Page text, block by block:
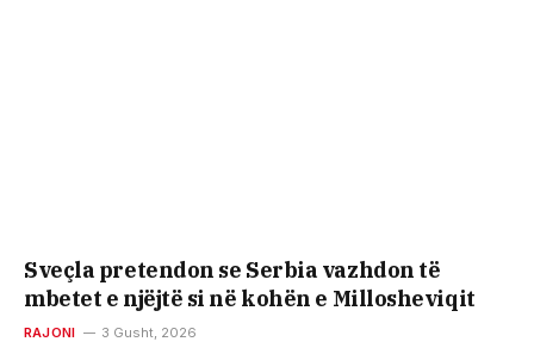
Sveçla pretendon se Serbia vazhdon të
mbetet e njëjtë si në kohën e Millosheviqit
RAJONI 3 Gusht, 2026